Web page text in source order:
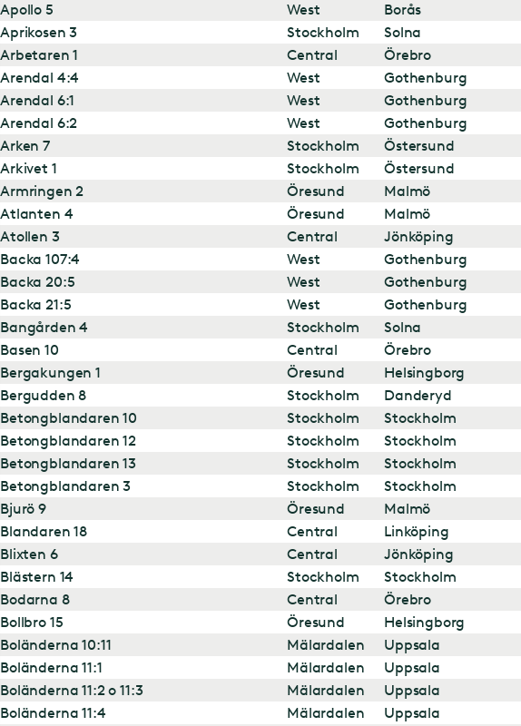
Apollo 5
West Borås
Aprikosen 3
Stockholm Solna
Arbetaren 1
Central Örebro
Arendal 4:4
West Gothenburg
Arendal 6:1
West Gothenburg
Arendal 6:2
West Gothenburg
Arken 7
Stockholm Östersund
Arkivet 1
Stockholm Östersund
Armringen 2
Öresund Malmö
Atlanten 4
Öresund Malmö
Atollen 3
Central Jönköping
Backa 107:4
West Gothenburg
Backa 20:5
West Gothenburg
Backa 21:5
West Gothenburg
Bangården 4
Stockholm Solna
Basen 10
Central Örebro
Bergakungen 1
Öresund Helsingborg
Bergudden 8
Stockholm Danderyd
Betongblandaren 10
Stockholm Stockholm
Betongblandaren 12
Stockholm Stockholm
Betongblandaren 13
Stockholm Stockholm
Betongblandaren 3
Stockholm Stockholm
Bjurö 9
Öresund Malmö
Blandaren 18
Central Linköping
Blixten 6
Central Jönköping
Blästern 14
Stockholm Stockholm
Bodarna 8
Central Örebro
Bollbro 15
Öresund Helsingborg
Boländerna 10:11
Mälardalen Uppsala
Boländerna 11:1
Mälardalen Uppsala
Boländerna 11:2 o 11:3
Mälardalen Uppsala
Boländerna 11:4
Mälardalen Uppsala